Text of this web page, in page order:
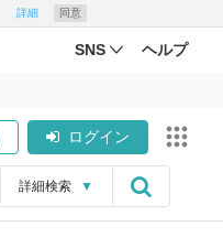
詳細 同意
SNS ヘルプ
ログイン
詳細検索 ▼